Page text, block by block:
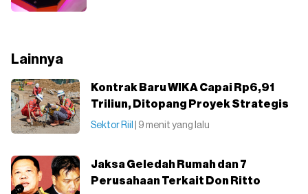
Lainnya
Kontrak Baru WIKA Capai Rp6,91
Triliun, Ditopang Proyek Strategis
Sektor Riil | 9 menit yang lalu
Jaksa Geledah Rumah dan 7
Perusahaan Terkait Don Ritto